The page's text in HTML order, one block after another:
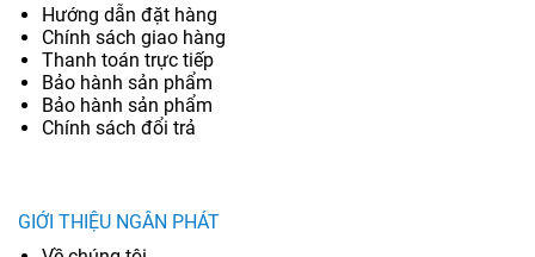
Hướng dẫn đặt hàng
Chính sách giao hàng
Thanh toán trực tiếp
Bảo hành sản phẩm
Bảo hành sản phẩm
Chính sách đổi trả
GIỚI THIỆU NGÂN PHÁT